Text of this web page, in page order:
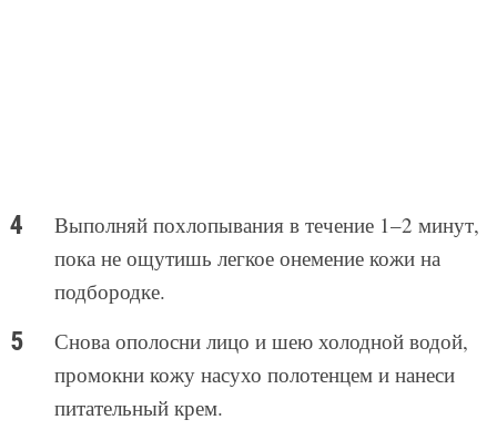
Выполняй похлопывания в течение 1–2 минут,
пока не ощутишь легкое онемение кожи на
подбородке.
Снова ополосни лицо и шею холодной водой,
промокни кожу насухо полотенцем и нанеси
питательный крем.